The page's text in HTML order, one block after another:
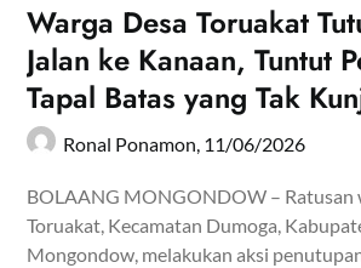
Warga Desa Toruakat
Jalan ke Kanaan, Tuntut
Tapal Batas yang Tak
Ronal Ponamon, 11/06/2026
BOLAANG MONGONDOW – Ratusan
Toruakat, Kecamatan Dumoga,
Mongondow, melakukan aksi